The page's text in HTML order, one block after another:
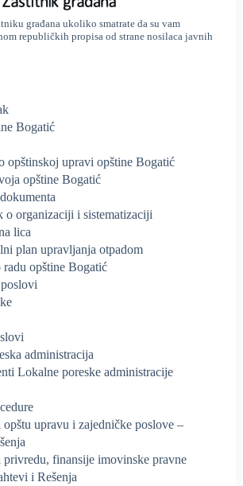
građana ukoliko smatrate da su vam
republičkih propisa od strane nosilaca javnih
Bogatić
opštinskoj upravi opštine Bogatić
opštine Bogatić
o organizaciji i sistematizaciji
lica
plan upravljanja otpadom
opštine Bogatić
administracija
Lokalne poreske administracije
opštu upravu i zajedničke poslove –
privredu, finansije imovinske pravne
i Rešenja